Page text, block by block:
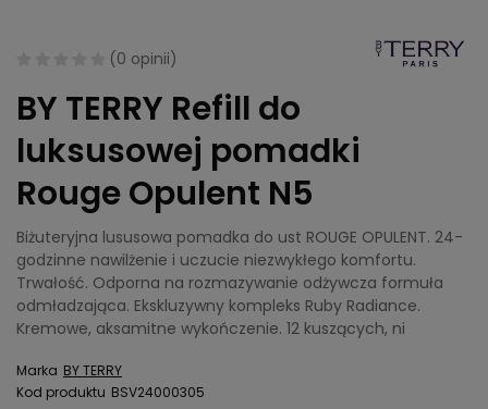
(0 opinii)
BY TERRY Refill do
luksusowej pomadki
Rouge Opulent N5
Biżuteryjna lususowa pomadka do ust ROUGE OPULENT. 24-
godzinne nawilżenie i uczucie niezwykłego komfortu.
Trwałość. Odporna na rozmazywanie odżywcza formuła
odmładzająca. Ekskluzywny kompleks Ruby Radiance.
Kremowe, aksamitne wykończenie. 12 kuszących, ni
Marka BY TERRY
Kod produktu BSV24000305